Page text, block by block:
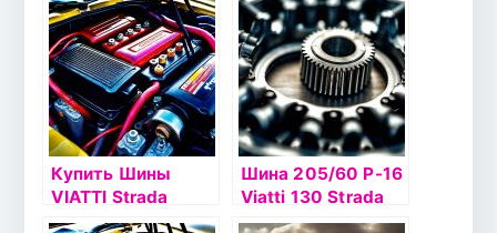
Купить Шины
VIATTI Strada
Asimmetrico
Шина 205/60 Р-16
Viatti 130 Strada
Asimmetrico TL